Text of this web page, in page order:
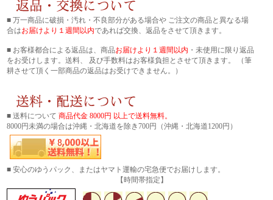
■ 万一商品に破損・汚れ・不良部分がある場合や ご注文の商品と異なる場
合はお届けより１週間以内であれば交換、返品をさせて頂きます。
■ お客様都合による返品は、商品お届けより１週間以内 ・未使用に限り返品
をお受けします。送料、 及び手数料はお客様負担とさせて頂きます。 （筆
耕させて頂く一部商品の返品はお受けできません。）
■ 送料について 商品代金 8000円 以上で送料無料。
8000円未満の場合は沖縄・北海道を除き700円（沖縄・北海道1200円）
■ 安心のゆうパック、またはヤマト運輸の宅急便でお届けします。
【時間帯指定】